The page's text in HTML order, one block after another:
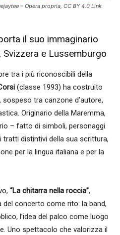
– Opera propria, CC BY 4.0 Link
il suo immaginario
Svizzera e Lussemburgo
tra i più riconoscibili della
(classe 1993) ha costruito
tra canzone d’autore,
Originario della Maremma,
– fatto di simboli, personaggi
tratti distintivi della sua scrittura,
per la lingua italiana e per la
“La chitarra nella roccia”,
del concerto come rito: la band,
l’idea del palco come luogo
Uno spettacolo che valorizza il